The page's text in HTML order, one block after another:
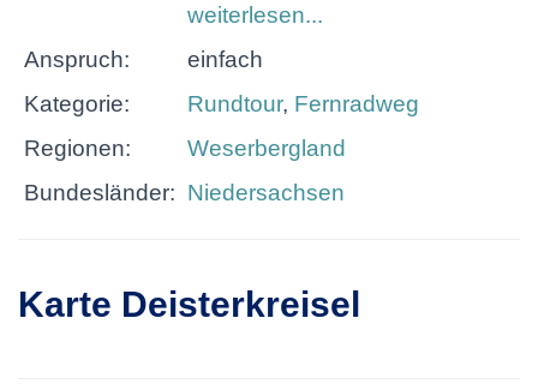
weiterlesen...
Anspruch:
einfach
Kategorie:
Rundtour, Fernradweg
Regionen:
Weserbergland
Bundesländer: Niedersachsen
Karte Deisterkreisel